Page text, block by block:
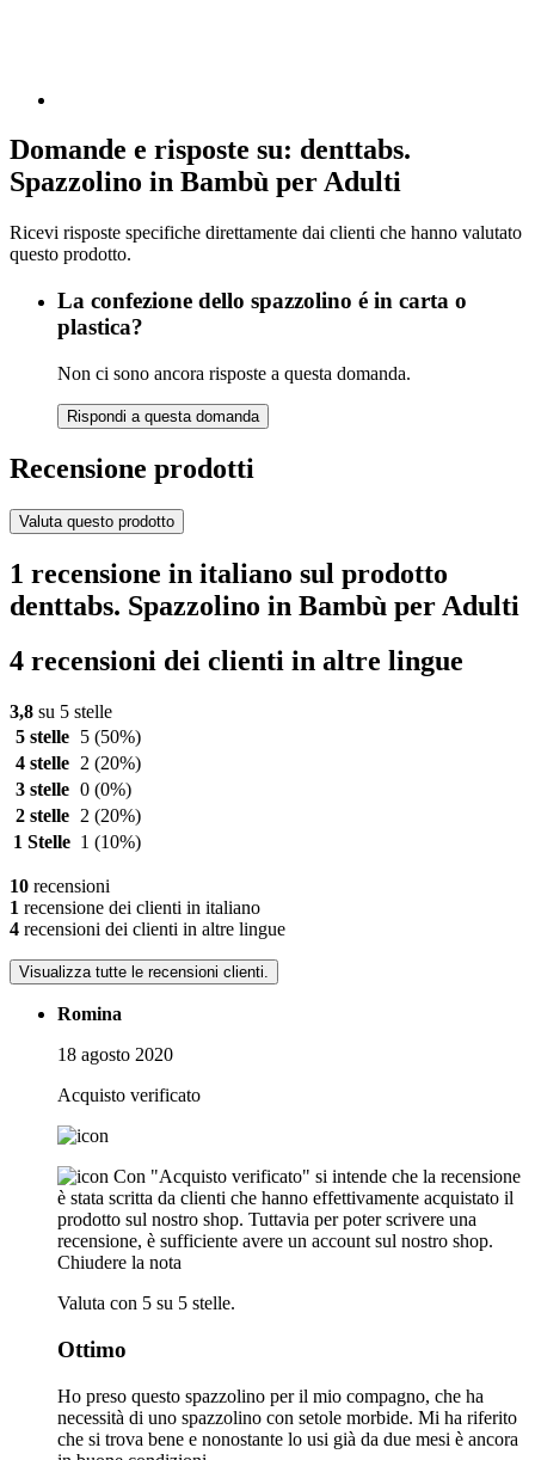
Domande e risposte su: denttabs.
Spazzolino in Bambù per Adulti
Ricevi risposte specifiche direttamente dai clienti che hanno valutato
questo prodotto.
La confezione dello spazzolino é in carta o
plastica?
Non ci sono ancora risposte a questa domanda.
Rispondi a questa domanda
Recensione prodotti
Valuta questo prodotto
1 recensione in italiano sul prodotto
denttabs. Spazzolino in Bambù per Adulti
4 recensioni dei clienti in altre lingue
3,8 su 5 stelle
5 stelle
5 (50%)
4 stelle
2 (20%)
3 stelle 0 (0%)
2 stelle
2 (20%)
1 Stelle 1 (10%)
10 recensioni
1 recensione dei clienti in italiano
4 recensioni dei clienti in altre lingue
Visualizza tutte le recensioni clienti.
Romina
18 agosto 2020
Acquisto verificato
Con "Acquisto verificato" si intende che la recensione
è stata scritta da clienti che hanno effettivamente acquistato il
prodotto sul nostro shop. Tuttavia per poter scrivere una
recensione, è sufficiente avere un account sul nostro shop.
Chiudere la nota
Valuta con 5 su 5 stelle.
Ottimo
Ho preso questo spazzolino per il mio compagno, che ha
necessità di uno spazzolino con setole morbide. Mi ha riferito
che si trova bene e nonostante lo usi già da due mesi è ancora